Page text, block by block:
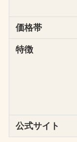
価格帯
特徴
公式サイト